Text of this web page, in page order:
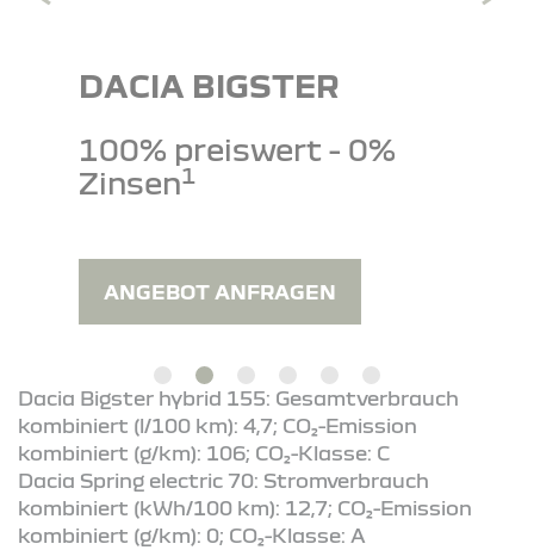
DACIA BIGSTER
100% preiswert - 0%
Zinsen1
ANGEBOT ANFRAGEN
Dacia Bigster hybrid 155: Gesamtverbrauch
kombiniert (l/100 km): 4,7; CO₂-Emission
kombiniert (g/km): 106; CO₂-Klasse: C
Dacia Spring electric 70: Stromverbrauch
kombiniert (kWh/100 km): 12,7; CO₂-Emission
kombiniert (g/km): 0; CO₂-Klasse: A